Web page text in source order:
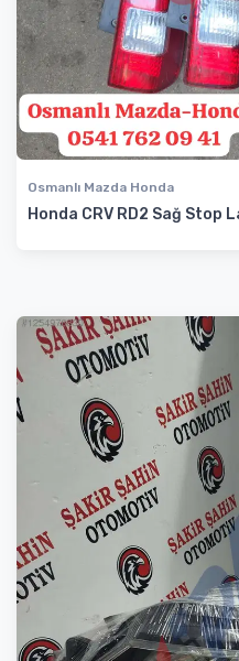
Osmanlı Mazda Honda
Honda CRV RD2 Sağ Stop